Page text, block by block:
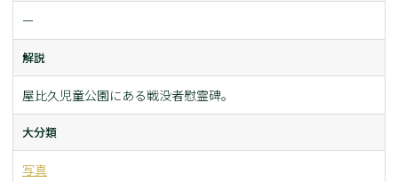
ー
解説
屋比久児童公園にある戦没者慰霊碑。
大分類
写真